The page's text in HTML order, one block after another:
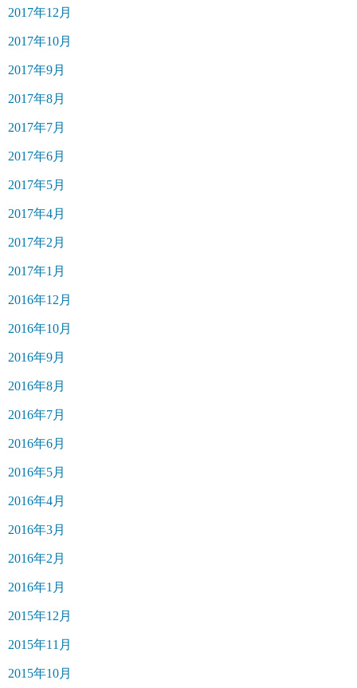
2017年12月
2017年10月
2017年9月
2017年8月
2017年7月
2017年6月
2017年5月
2017年4月
2017年2月
2017年1月
2016年12月
2016年10月
2016年9月
2016年8月
2016年7月
2016年6月
2016年5月
2016年4月
2016年3月
2016年2月
2016年1月
2015年12月
2015年11月
2015年10月